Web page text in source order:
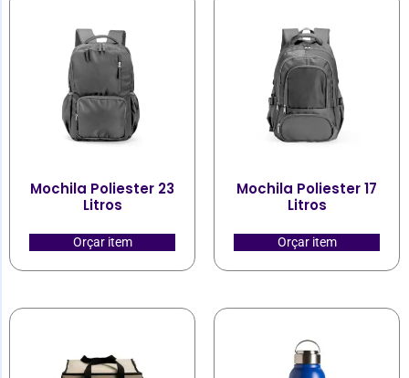
Mochila Poliester 23
Litros
Orçar item
Mochila Poliester 17
Litros
Orçar item